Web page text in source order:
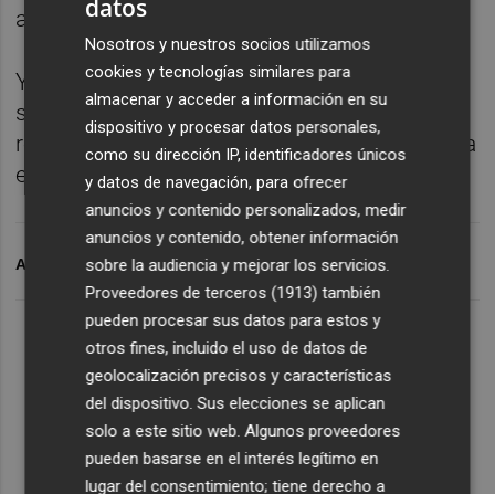
aquí, Pérez Llorca o los sindicatos?
Y en nuestra recomendación cultural,
sacamos a colación la compilación de
relatos de ciencia ficción “Aburridísima”, de la
escritora japonesa Izumi Suzuki.
ARCHIVADO EN PÓDCAST
datos
Nosotros y nuestros socios utilizamos
cookies y tecnologías similares para
almacenar y acceder a información en su
dispositivo y procesar datos personales,
como su dirección IP, identificadores únicos
y datos de navegación, para ofrecer
anuncios y contenido personalizados, medir
anuncios y contenido, obtener información
sobre la audiencia y mejorar los servicios.
Proveedores de terceros (1913) también
pueden procesar sus datos para estos y
otros fines, incluido el uso de datos de
geolocalización precisos y características
del dispositivo. Sus elecciones se aplican
solo a este sitio web. Algunos proveedores
pueden basarse en el interés legítimo en
lugar del consentimiento; tiene derecho a